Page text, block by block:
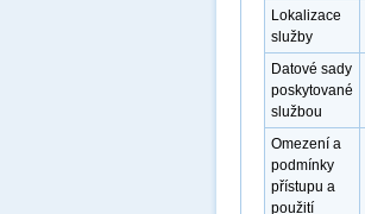
Lokalizace
služby
Datové sady
poskytované
službou
Omezení a
podmínky
přístupu a
použití